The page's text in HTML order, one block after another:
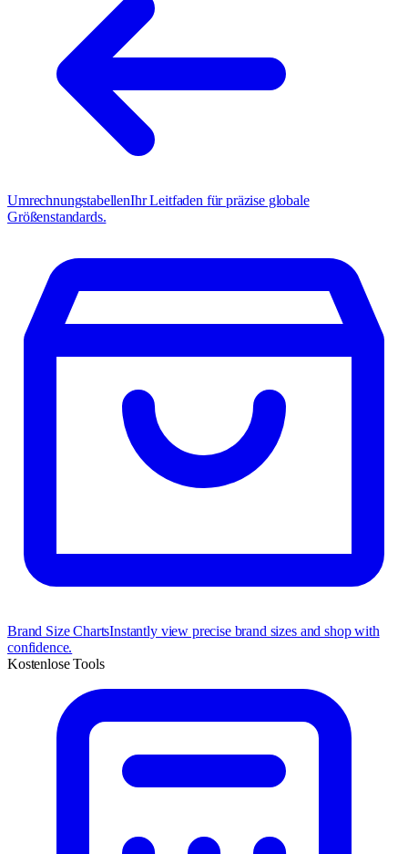
UmrechnungstabellenIhr Leitfaden für präzise globale
Größenstandards.
Brand Size ChartsInstantly view precise brand sizes and shop with
confidence.
Kostenlose Tools